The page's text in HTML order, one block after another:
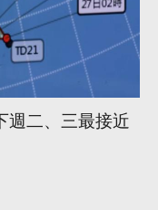
週二、三最接近